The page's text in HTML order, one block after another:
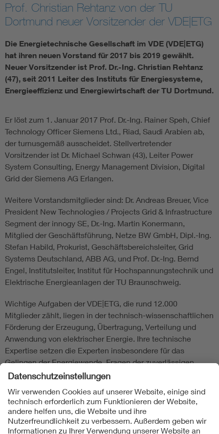
Assisted Living
Electromobility
Energy efficiency
Energy storage
Functional safety
Prof. Christian Rehtanz von der TU
Dortmund neuer Vorsitzender der VDE|ETG
Die Energietechnische Gesellschaft im VDE (VDE|ETG)
hat ihren neuen Vorstand für 2017 bis 2019 gewählt.
Neuer Vorsitzender ist Prof. Dr.-Ing. Christian Rehtanz
(47), seit 2011 Leiter des Instituts für Energiesysteme,
Energieeffizienz und Energiewirtschaft der TU Dortmund.
Er löst zum 1. Januar 2017 Prof. Dr.-Ing. Rainer Speh, Chief
Technology Officer Siemens Ltd., Riad, Saudi Arabien ab,
der turnusgemäß ausscheidet. Stellvertretender
Vorsitzender ist Dr. Michael Schwan (43), Leiter Power
System Consulting, Energy Management Division, Digital
Grid der Siemens AG Erlangen.
Weitere Vorstandsmitglieder sind: Dr. Andreas Breuer, Vice
President New Technologies / Projects Grid & Infrastructure
Segment der innogy SE, Dr.-Ing. Martin Konermann,
Mitglied der Geschäftsführung, Netze BW GmbH, Dipl.-Ing.
Stefan Habild, Prokurist, Geschäftsbereichsleiter, Grid
Systems Deutschland, ABB AG, und Prof. Dr.-Ing. Bernd
Engel, Institutsleiter, Institut für Hochspannungstechnik und
Elektrische Energieanlagen der TU Braunschweig.
Wichtige Aufgaben der VDE|ETG, die rund 12.000
Mitglieder zählt, liegen in der technisch-wissenschaftlichen
Förderung der Erzeugung, Übertragung, Verteilung und
Anwendung von elektrischer Energie. Ihre technische
Expertise setzen die Experten insbesondere für das
Gelingen der Energiewende, Fragen der zuverlässigen,
umweltschonenden sowie wirtschaftlichen
Nachwuchsarbeit.